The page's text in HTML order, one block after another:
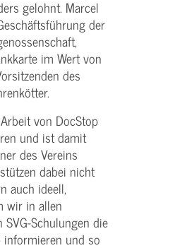
gelohnt. Marcel
der
im Wert von
des
von DocStop
und ist damit
des Vereins
dabei nicht
auch ideell,
wir in allen
Schulungen die
informieren und so